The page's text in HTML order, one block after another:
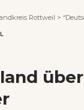
Rottweil >
über